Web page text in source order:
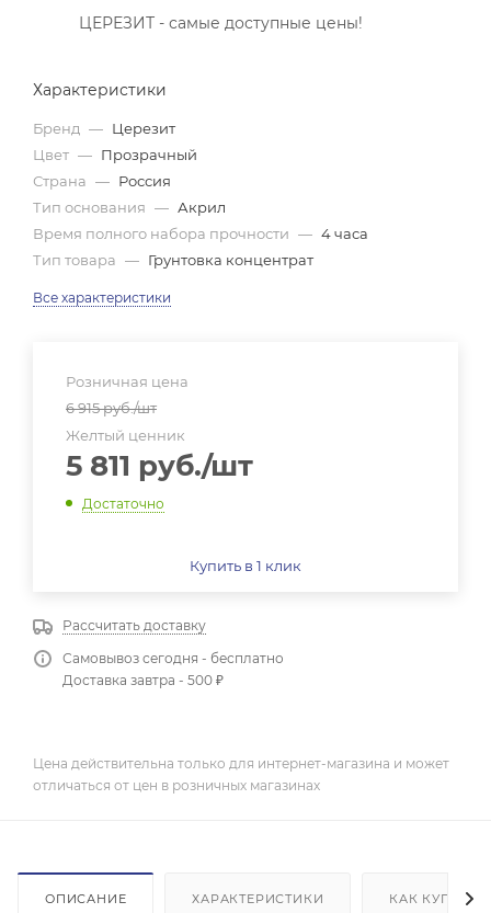
ЦЕРЕЗИТ - самые доступные цены!
Характеристики
Бренд — Церезит
Цвет — Прозрачный
Страна — Россия
Тип основания — Акрил
Время полного набора прочности — 4 часа
Тип товара — Грунтовка концентрат
Все характеристики
Розничная цена
6 915руб./шт
Желтый ценник
5 811 руб./шт
Достаточно
Купить в 1 клик
Рассчитать доставку
Самовывоз сегодня - бесплатно
Доставка завтра - 500 ₽
Цена действительна только для интернет-магазина и может
отличаться от цен в розничных магазинах
ОПИСАНИЕ ХАРАКТЕРИСТИКИ КАК КУПИТЬ